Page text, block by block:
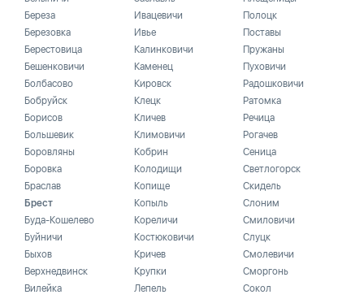
Береза
Березовка
Берестовица
Бешенковичи
Болбасово
Бобруйск
Борисов
Большевик
Боровляны
Боровка
Браслав
Брест
Буда-Кошелево
Буйничи
Быхов
Верхнедвинск
Вилейка
Ивацевичи
Ивье
Калинковичи
Каменец
Кировск
Клецк
Кличев
Климовичи
Кобрин
Колодищи
Копище
Копыль
Кореличи
Костюковичи
Кричев
Крупки
Лепель
Полоцк
Поставы
Пружаны
Пуховичи
Радошковичи
Ратомка
Речица
Рогачев
Сеница
Светлогорск
Скидель
Слоним
Смиловичи
Слуцк
Смолевичи
Сморгонь
Сокол